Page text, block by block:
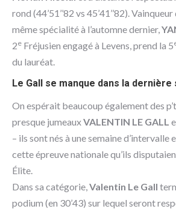
rond (44’51’’82 vs 45’41’’82).
même spécialité à l’automne dernier,
2e Fréjusien engagé à Levens, prend la 5
du lauréat.
Le Gall se manque dans la dernière
On espérait beaucoup également des
presque jumeauxVALENTIN LE GALL
– ils sont nés à une semaine d’intervalle
cette épreuve nationale qu’ils
Élite.
Dans sa catégorie,Valentin Le Gall
podium (en 30’43) sur lequel seront